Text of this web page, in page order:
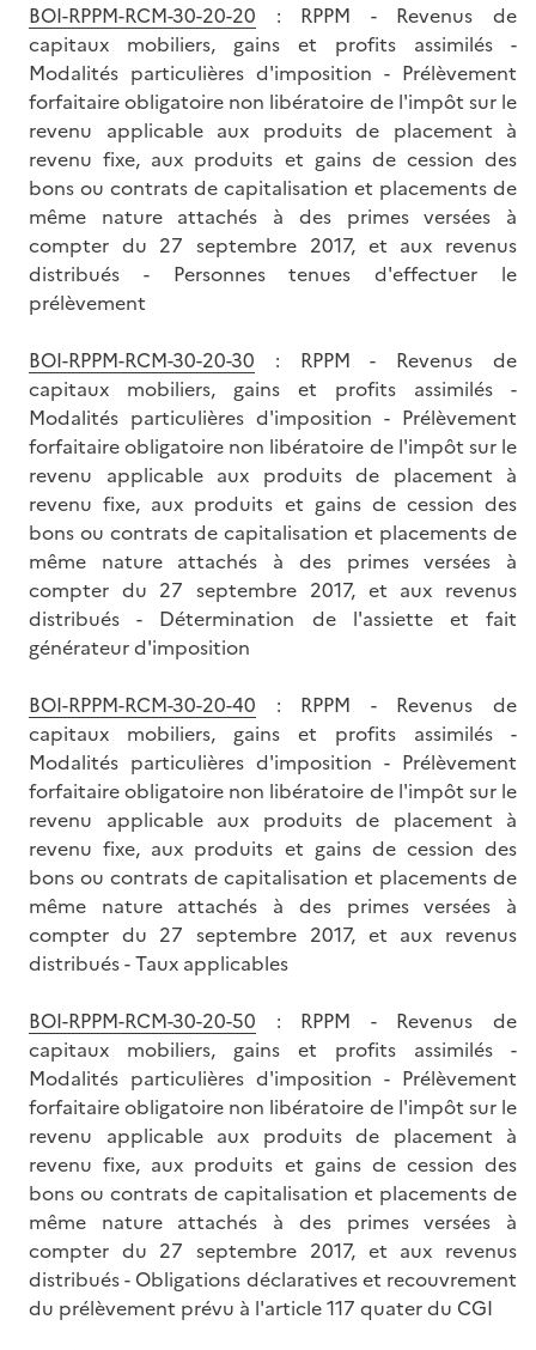
BOI-RPPM-RCM-30-20-20 : RPPM - Revenus de
capitaux mobiliers, gains et profits assimilés -
Modalités particulières d'imposition - Prélèvement
forfaitaire obligatoire non libératoire de l'impôt sur le
revenu applicable aux produits de placement à
revenu fixe, aux produits et gains de cession des
bons ou contrats de capitalisation et placements de
même nature attachés à des primes versées à
compter du 27 septembre 2017, et aux revenus
distribués - Personnes tenues d'effectuer le
prélèvement
BOI-RPPM-RCM-30-20-30 : RPPM - Revenus de
capitaux mobiliers, gains et profits assimilés -
Modalités particulières d'imposition - Prélèvement
forfaitaire obligatoire non libératoire de l'impôt sur le
revenu applicable aux produits de placement à
revenu fixe, aux produits et gains de cession des
bons ou contrats de capitalisation et placements de
même nature attachés à des primes versées à
compter du 27 septembre 2017, et aux revenus
distribués - Détermination de l'assiette et fait
générateur d'imposition
BOI-RPPM-RCM-30-20-40 : RPPM - Revenus de
capitaux mobiliers, gains et profits assimilés -
Modalités particulières d'imposition - Prélèvement
forfaitaire obligatoire non libératoire de l'impôt sur le
revenu applicable aux produits de placement à
revenu fixe, aux produits et gains de cession des
bons ou contrats de capitalisation et placements de
même nature attachés à des primes versées à
compter du 27 septembre 2017, et aux revenus
distribués - Taux applicables
BOI-RPPM-RCM-30-20-50 : RPPM - Revenus de
capitaux mobiliers, gains et profits assimilés -
Modalités particulières d'imposition - Prélèvement
forfaitaire obligatoire non libératoire de l'impôt sur le
revenu applicable aux produits de placement à
revenu fixe, aux produits et gains de cession des
bons ou contrats de capitalisation et placements de
même nature attachés à des primes versées à
compter du 27 septembre 2017, et aux revenus
distribués - Obligations déclaratives et recouvrement
du prélèvement prévu à l'article 117 quater du CGI